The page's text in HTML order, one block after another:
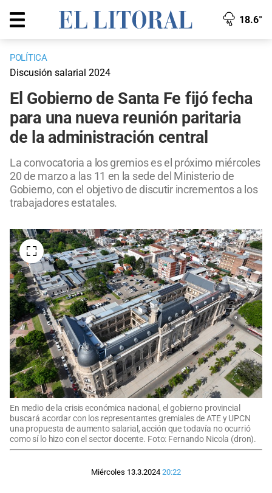
18.6°
POLÍTICA
Discusión salarial 2024
El Gobierno de Santa Fe fijó fecha
para una nueva reunión paritaria
de la administración central
La convocatoria a los gremios es el próximo miércoles
20 de marzo a las 11 en la sede del Ministerio de
Gobierno, con el objetivo de discutir incrementos a los
trabajadores estatales.
En medio de la crisis económica nacional, el gobierno provincial
buscará acordar con los representantes gremiales de ATE y UPCN
una propuesta de aumento salarial, acción que todavía no ocurrió
como sí lo hizo con el sector docente. Foto: Fernando Nicola (dron).
Miércoles 13.3.2024 20:22